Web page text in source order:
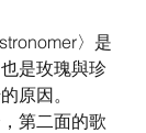
〉是
是玫瑰與珍
原因。
第二面的歌